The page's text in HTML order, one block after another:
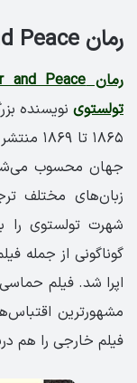
رمان War and Peace نوشته لئو تولستوی
رمان War and Peace
تولستوی نویسنده
۱۸۶۵
جهان محسوب می‌شود
شهرت تولستوی را
گوناگونی از جمله
مشهورترین
فیلم خارجی را هم